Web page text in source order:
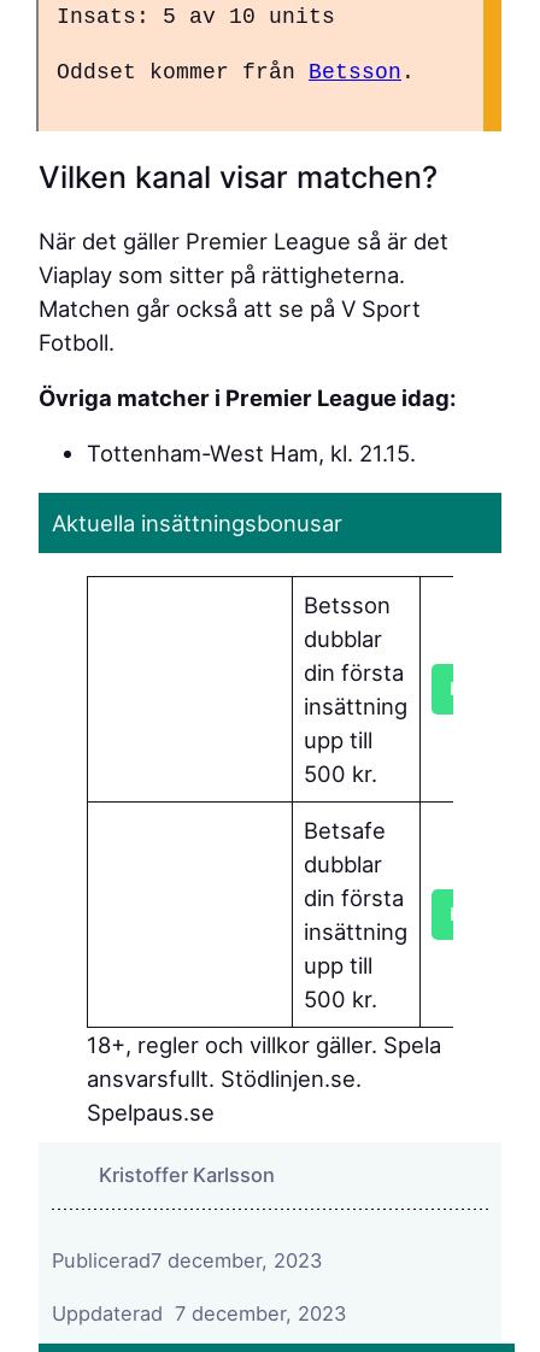
Insats: 5 av 10 units
Oddset kommer från Betsson.
Vilken kanal visar matchen?
När det gäller Premier League så är det
Viaplay som sitter på rättigheterna.
Matchen går också att se på V Sport
Fotboll.
Övriga matcher i Premier League idag:
Tottenham-West Ham, kl. 21.15.
Aktuella insättningsbonusar
Betsson
dubblar
din första
insättning
upp till
500 kr.
Hämta
Betsafe
dubblar
din första
insättning
upp till
500 kr.
Hämta
18+, regler och villkor gäller. Spela
ansvarsfullt. Stödlinjen.se.
Spelpaus.se
Kristoffer Karlsson
Publicerad7 december, 2023
7 december, 2023